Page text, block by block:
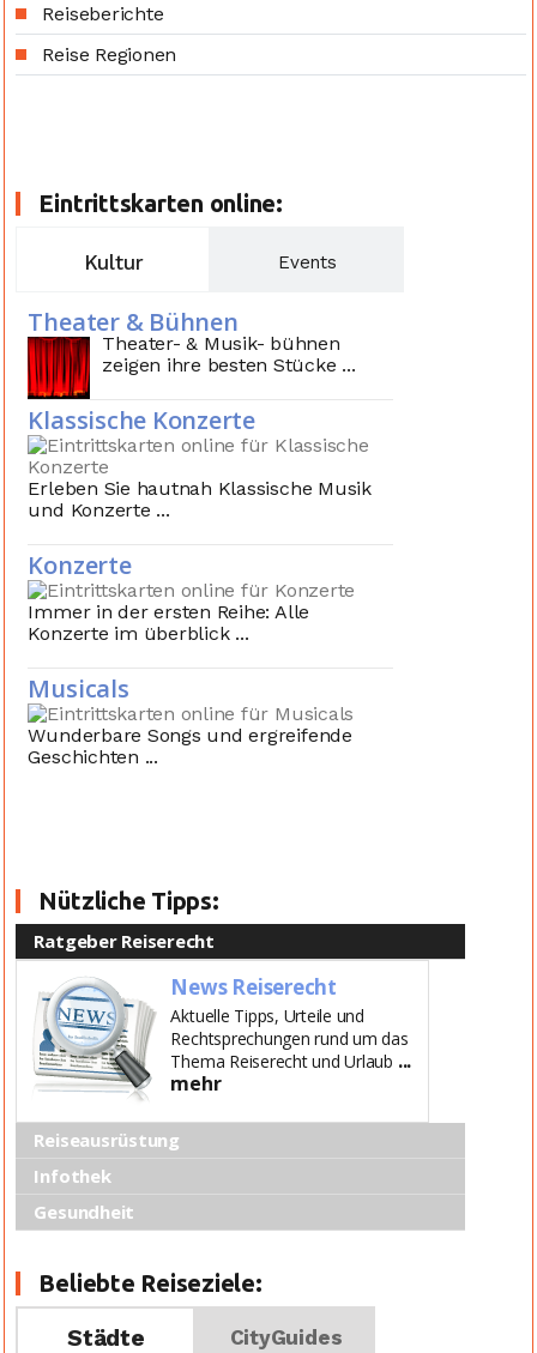
Reiseberichte
Reise Regionen
Eintrittskarten online:
Kultur Events
Theater & Bühnen
Theater- & Musik- bühnen
zeigen ihre besten Stücke ...
Klassische Konzerte
Erleben Sie hautnah Klassische Musik
und Konzerte ...
Konzerte
Immer in der ersten Reihe: Alle
Konzerte im überblick ...
Musicals
Wunderbare Songs und ergreifende
Geschichten ...
Nützliche Tipps:
Ratgeber Reiserecht
News Reiserecht
Aktuelle Tipps, Urteile und
Rechtsprechungen rund um das
Thema Reiserecht und Urlaub ...
mehr
Reiseausrüstung
Infothek
Gesundheit
Beliebte Reiseziele:
Städte
CityGuides